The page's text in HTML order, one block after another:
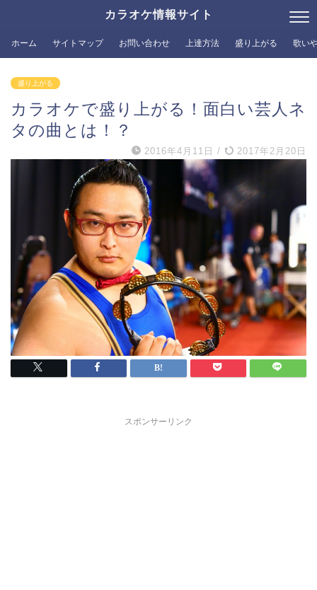
カラオケ情報サイト
ホーム サイトマップ お問い合わせ 上達方法 盛り上がる 歌い
盛り上がる
カラオケで盛り上がる！面白い芸人ネ
タの曲とは！？
2016年4月11日 / 2017年2月20日
スポンサーリンク